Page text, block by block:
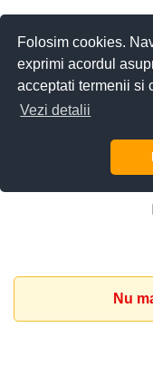
Folosim cookies.
exprimi acordul
acceptati termenii si
Vezi detalii
Client
Nu